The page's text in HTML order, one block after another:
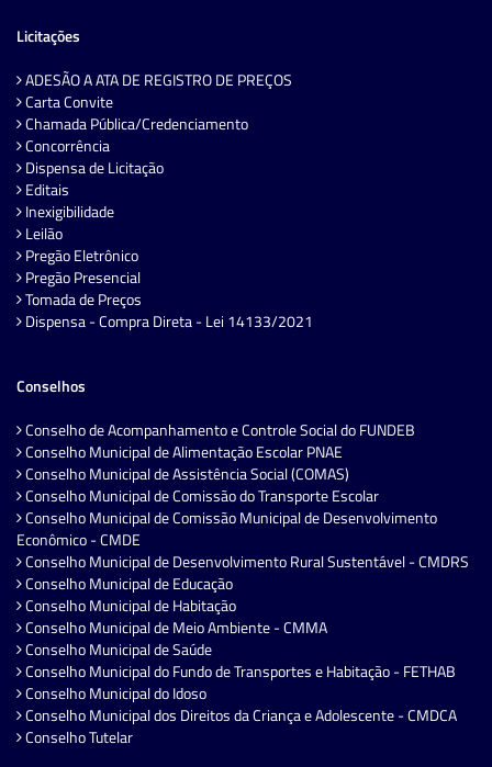
Licitações
ADESÃO A ATA DE REGISTRO DE PREÇOS
Carta Convite
Chamada Pública/Credenciamento
Concorrência
Dispensa de Licitação
Editais
Inexigibilidade
Leilão
Pregão Eletrônico
Pregão Presencial
Tomada de Preços
Dispensa - Compra Direta - Lei 14133/2021
Conselhos
Conselho de Acompanhamento e Controle Social do FUNDEB
Conselho Municipal de Alimentação Escolar PNAE
Conselho Municipal de Assistência Social (COMAS)
Conselho Municipal de Comissão do Transporte Escolar
Conselho Municipal de Comissão Municipal de Desenvolvimento
Econômico - CMDE
Conselho Municipal de Desenvolvimento Rural Sustentável - CMDRS
Conselho Municipal de Educação
Conselho Municipal de Habitação
Conselho Municipal de Meio Ambiente - CMMA
Conselho Municipal de Saúde
Conselho Municipal do Fundo de Transportes e Habitação - FETHAB
Conselho Municipal do Idoso
Conselho Municipal dos Direitos da Criança e Adolescente - CMDCA
Conselho Tutelar